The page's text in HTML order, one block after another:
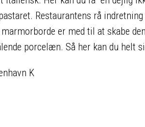
Restaurantens rå
er med til at skabe
porcelæn. Så her kan du helt
K